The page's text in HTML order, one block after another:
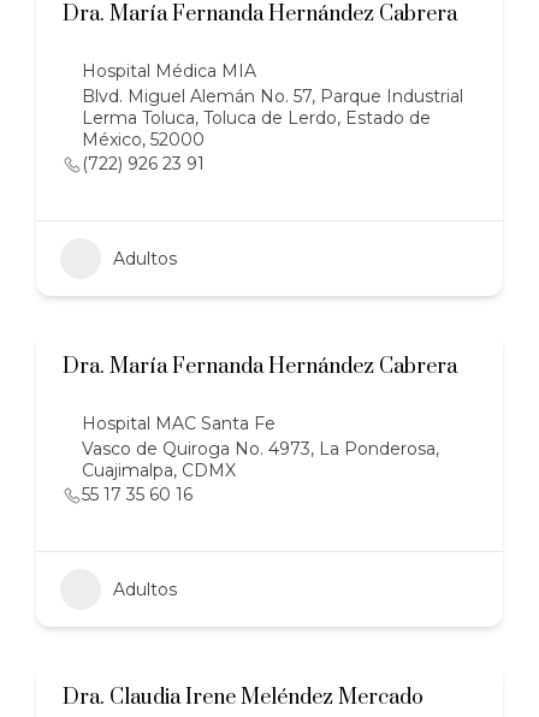
Dra. María Fernanda Hernández Cabrera
Hospital Médica MIA
Blvd. Miguel Alemán No. 57, Parque Industrial
Lerma Toluca, Toluca de Lerdo, Estado de
México, 52000
(722) 926 23 91
Adultos
Dra. María Fernanda Hernández Cabrera
Hospital MAC Santa Fe
Vasco de Quiroga No. 4973, La Ponderosa,
Cuajimalpa, CDMX
55 17 35 60 16
Adultos
Dra. Claudia Irene Meléndez Mercado